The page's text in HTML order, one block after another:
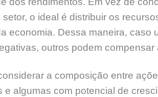
o ideal é distribuir os
economia. Dessa maneira, caso
outros podem compensar
a composição entre
e algumas com potencial de